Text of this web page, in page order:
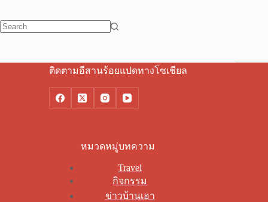
ติดตามอีสานร้อยแปดทางโซเชียล
หมวดหมู่บทความ
Travel
กิจกรรม
ข่าวบ้านเฮา